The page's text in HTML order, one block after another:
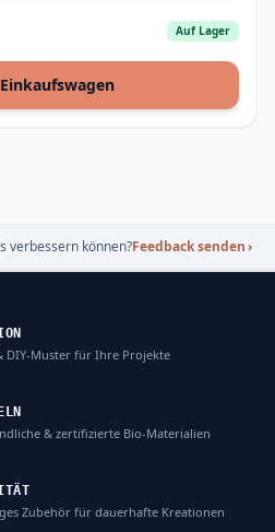
Auf Lager
verbessern können?Feedback senden›
DIY-Muster für Ihre Projekte
& zertifizierte Bio-Materialien
Zubehör für dauerhafte Kreationen